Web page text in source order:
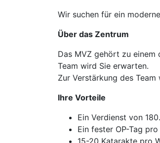
Wir suchen für ein
Über das Zentrum
Das MVZ gehört zu einem
Team wird Sie erwarten.
Zur Verstärkung des
Ihre Vorteile
Ein Verdienst von
Ein fester OP-Tag
15-20 Katarakte pro